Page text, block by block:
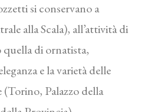
si conservano a
alla Scala), all’attività di
di ornatista,
e la varietà delle
(Torino, Palazzo della